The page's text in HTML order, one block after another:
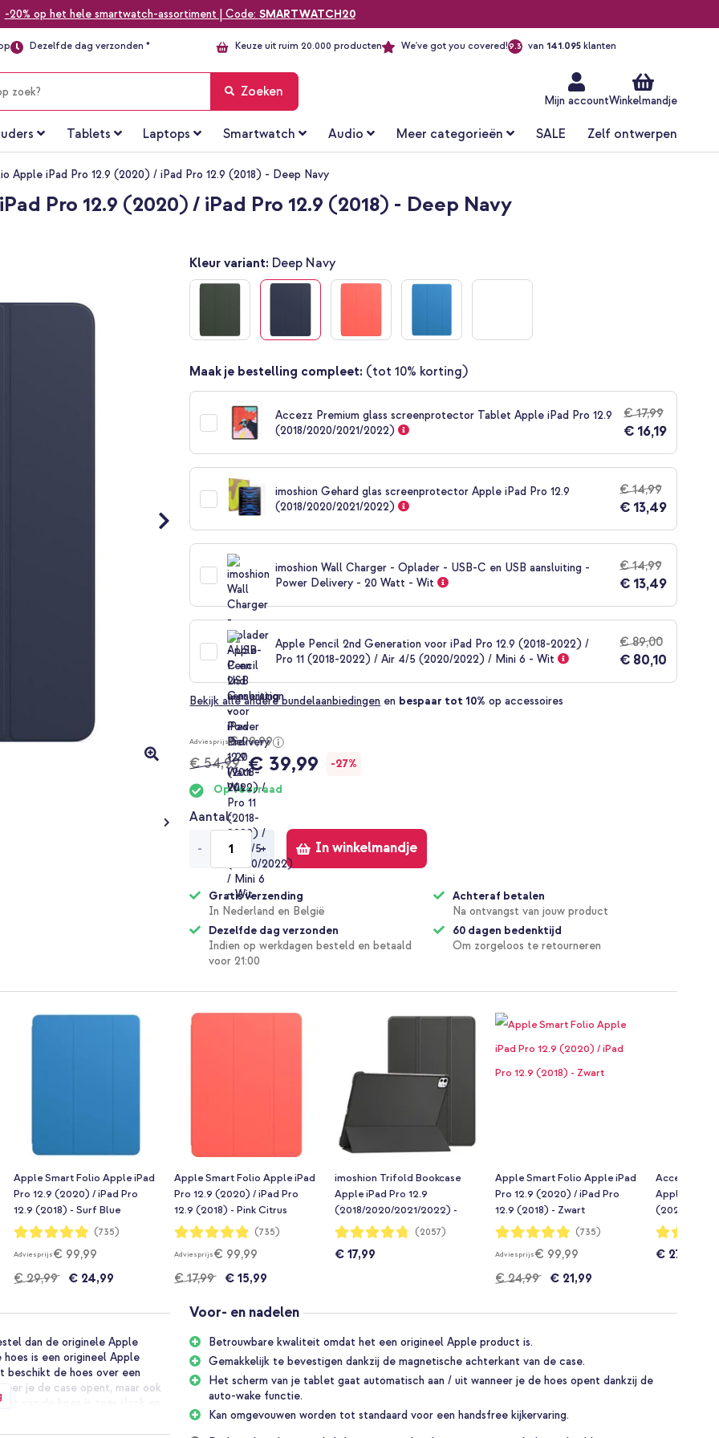
-20% op het hele smartwatch-assortiment | Code: SMARTWATCH20
Dezelfde dag verzonden * Keuze uit ruim 20.000 producten We've got you covered!9.3 van 141.095klanten
Mijn accountWinkelmandje
Zoeken
Tablets Laptops Smartwatch Audio Meer categorieën SALE Zelf ontwerpen
Apple iPad Pro 12.9 (2020) / iPad Pro 12.9 (2018) - Deep Navy
Pro 12.9 (2020) / iPad Pro 12.9 (2018) - Deep Navy
Kleur variant: Deep Navy
Maak je bestelling compleet: (tot 10% korting)
Accezz Premium glass screenprotector Tablet Apple iPad Pro 12.9
(2018/2020/2021/2022)
€ 17,99
€ 16,19
imoshion Gehard glas screenprotector Apple iPad Pro 12.9
(2018/2020/2021/2022)
€ 14,99
€ 13,49
imoshion Wall Charger - Oplader - USB-C en USB aansluiting -
Power Delivery - 20 Watt - Wit
€ 14,99
€ 13,49
Apple Pencil 2nd Generation voor iPad Pro 12.9 (2018-2022) /
Pro 11 (2018-2022) / Air 4/5 (2020/2022) / Mini 6 - Wit
€ 89,00
€ 80,10
Bekijk alle andere bundelaanbiedingen en bespaar tot 10% op accessoires
Adviesprijs€ 99,99
€ 54,99 € 39,99
-27%
Op voorraad
Aantal
- + In winkelmandje
Gratis verzending
In Nederland en België
Dezelfde dag verzonden
Indien op werkdagen besteld en betaald
voor 21:00
Achteraf betalen
Na ontvangst van jouw product
60 dagen bedenktijd
Om zorgeloos te retourneren
Apple Smart Folio Apple iPad
Pro 12.9 (2020) / iPad Pro
12.9 (2018) - Surf Blue
Waardering:
97%
(735)
Adviesprijs€ 99,99
€ 29,99
€ 24,99
Apple Smart Folio Apple iPad
Pro 12.9 (2020) / iPad Pro
12.9 (2018) - Pink Citrus
Waardering:
97%
(735)
Adviesprijs€ 99,99
€ 17,99
€ 15,99
imoshion Trifold Bookcase
Apple iPad Pro 12.9
(2018/2020/2021/2022) -
Zwart
Waardering:
95%
(2057)
€ 17,99
Apple Smart Folio Apple iPad
Pro 12.9 (2020) / iPad Pro
12.9 (2018) - Zwart
Waardering:
97%
(735)
Adviesprijs€ 99,99
€ 24,99
€ 21,99
Accezz
Apple iPad
(2020/2021/
Waardering:
93%
€ 27,99
dan de originele Apple
is een origineel Apple
beschikt de hoes over een
je de case opent, maar ook
van de hoes is zeer slank en
voor als je een film aan het
Voor- en nadelen
Betrouwbare kwaliteit omdat het een origineel Apple product is.
Gemakkelijk te bevestigen dankzij de magnetische achterkant van de case.
Het scherm van je tablet gaat automatisch aan / uit wanneer je de hoes opent dankzij de
auto-wake functie.
Kan omgevouwen worden tot standaard voor een handsfree kijkervaring.